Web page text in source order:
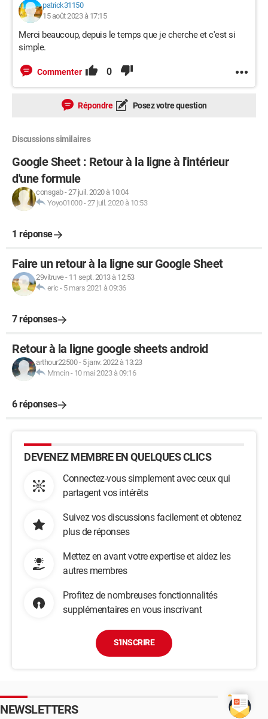
patrick31150
15 août 2023 à 17:15
Merci beaucoup, depuis le temps que je cherche et c'est si
simple.
Commenter 0
Répondre Posez votre question
Discussions similaires
Google Sheet : Retour à la ligne à l'intérieur
d'une formule
consgab-27 juil. 2020 à 10:04
Yoyo01000-27 juil. 2020 à 10:53
1 réponse
Faire un retour à la ligne sur Google Sheet
29vitruve- 11 sept. 2013 à 12:53
eric - 5 mars 2021 à 09:36
7 réponses
Retour à la ligne google sheets android
arthour22500- 5 janv. 2022 à 13:23
Mmcin- 10 mai 2023 à 09:16
6 réponses
DEVENEZ MEMBRE EN QUELQUES CLICS
Connectez-vous simplement avec ceux qui
partagent vos intérêts
Suivez vos discussions facilement et obtenez
plus de réponses
Mettez en avant votre expertise et aidez les
autres membres
Profitez de nombreuses fonctionnalités
supplémentaires en vous inscrivant
S'INSCRIRE
NEWSLETTERS